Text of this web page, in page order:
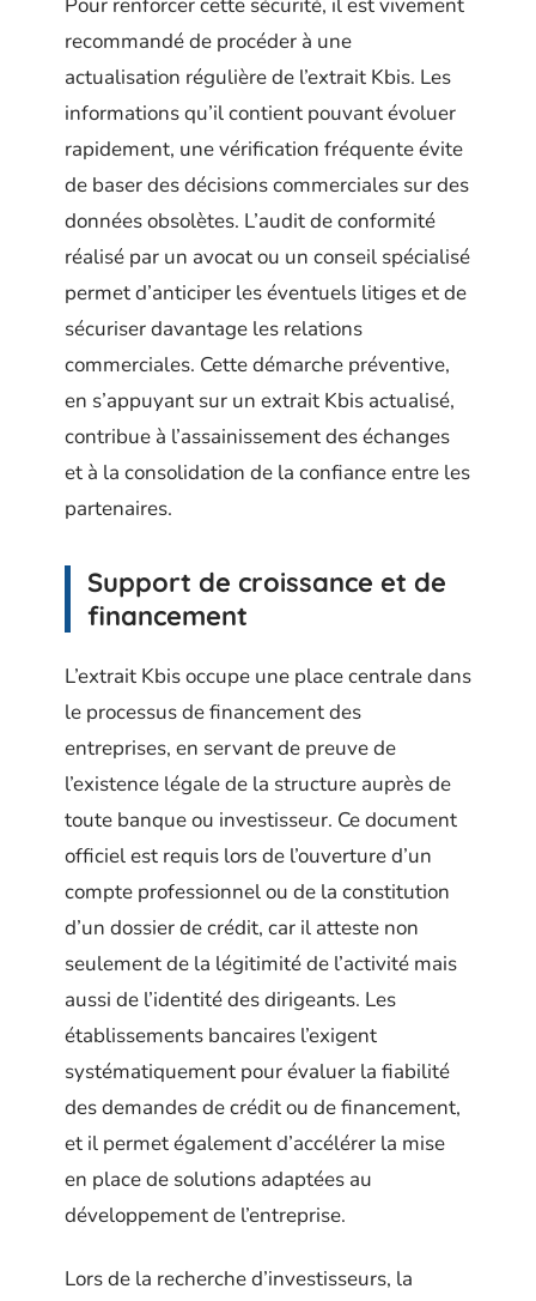
recommandé de procéder à une
actualisation régulière de l’extrait Kbis. Les
informations qu’il contient pouvant évoluer
rapidement, une vérification fréquente évite
de baser des décisions commerciales sur des
données obsolètes. L’audit de conformité
réalisé par un avocat ou un conseil spécialisé
permet d’anticiper les éventuels litiges et de
sécuriser davantage les relations
commerciales. Cette démarche préventive,
en s’appuyant sur un extrait Kbis actualisé,
contribue à l’assainissement des échanges
et à la consolidation de la confiance entre les
partenaires.
Support de croissance et de
financement
L’extrait Kbis occupe une place centrale dans
le processus de financement des
entreprises, en servant de preuve de
l’existence légale de la structure auprès de
toute banque ou investisseur. Ce document
officiel est requis lors de l’ouverture d’un
compte professionnel ou de la constitution
d’un dossier de crédit, car il atteste non
seulement de la légitimité de l’activité mais
aussi de l’identité des dirigeants. Les
établissements bancaires l’exigent
systématiquement pour évaluer la fiabilité
des demandes de crédit ou de financement,
et il permet également d’accélérer la mise
en place de solutions adaptées au
développement de l’entreprise.
Lors de la recherche d’investisseurs, la